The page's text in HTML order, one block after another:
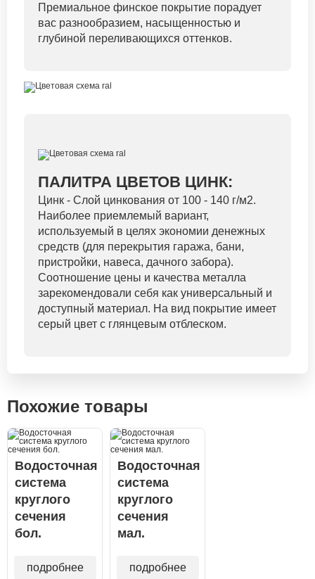
Премиальное финское покрытие порадует
вас разнообразием, насыщенностью и
глубиной переливающихся оттенков.
ПАЛИТРА ЦВЕТОВ ЦИНК:
Цинк - Слой цинкования от 100 - 140 г/м2.
Наиболее приемлемый вариант,
используемый в целях экономии денежных
средств (для перекрытия гаража, бани,
пристройки, навеса, дачного забора).
Соотношение цены и качества металла
зарекомендовали себя как универсальный и
доступный материал. На вид покрытие имеет
серый цвет с глянцевым отблеском.
Похожие товары
Водосточная
система
круглого
сечения
бол.
подробнее
Водосточная
система
круглого
сечения
мал.
подробнее